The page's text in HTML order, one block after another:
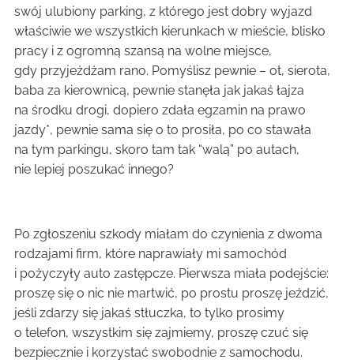
swój ulubiony parking, z którego jest dobry wyjazd
właściwie we wszystkich kierunkach w mieście, blisko
pracy i z ogromną szansą na wolne miejsce,
gdy przyjeżdżam rano. Pomyślisz pewnie – ot, sierota,
baba za kierownicą, pewnie stanęła jak jakaś łajza
na środku drogi, dopiero zdała egzamin na prawo
jazdy*, pewnie sama się o to prosiła, po co stawała
na tym parkingu, skoro tam tak “walą” po autach,
nie lepiej poszukać innego?
Po zgłoszeniu szkody miałam do czynienia z dwoma
rodzajami firm, które naprawiały mi samochód
i pożyczyły auto zastępcze. Pierwsza miała podejście:
proszę się o nic nie martwić, po prostu proszę jeździć,
jeśli zdarzy się jakaś stłuczka, to tylko prosimy
o telefon, wszystkim się zajmiemy, proszę czuć się
bezpiecznie i korzystać swobodnie z samochodu.